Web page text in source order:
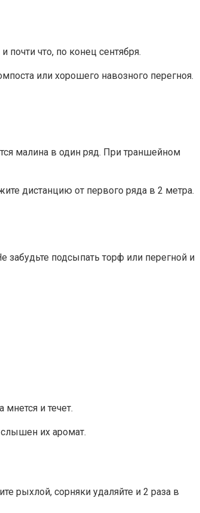
что, по конец сентября.
или хорошего навозного перегноя.
малина в один ряд. При траншейном
дистанцию от первого ряда в 2 метра.
забудьте подсыпать торф или перегной и
и течет.
их аромат.
рыхлой, сорняки удаляйте и 2 раза в